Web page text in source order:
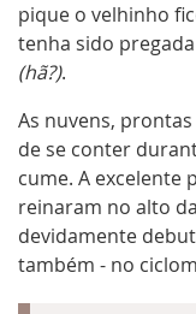
pique o velhinho
tenha sido
(hã?).
As nuvens,
de se conter
cume. A excelente
reinaram no alto
devidamente
também - no